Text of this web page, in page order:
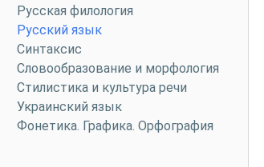
Русская филология
Русский язык
Синтаксис
Словообразование и морфология
Стилистика и культура речи
Украинский язык
Фонетика. Графика. Орфография